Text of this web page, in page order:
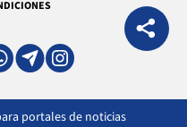
portales de noticias